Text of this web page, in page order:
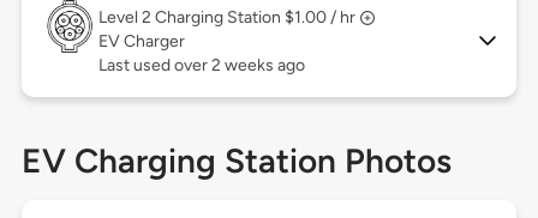
Level 2 Charging Station $1.00 / hr
EV Charger
Last used over 2 weeks ago
EV Charging Station Photos